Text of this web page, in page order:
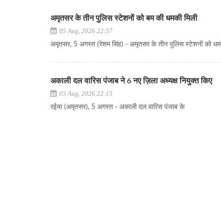
अमृतसर के तीन पुलिस स्टेशनों को बम की धमकी मिली
05 Aug, 2026 22:57
अमृतसर, 5 अगस्त (रेशम सिंह) - अमृतसर के तीन पुलिस स्टेशनों को
अकाली दल वारिस पंजाब ने 6 नए ज़िला अध्यक्ष नियुक्त किए
05 Aug, 2026 22:15
रईया (अमृतसर), 5 अगस्त - अकाली दल वारिस पंजाब के